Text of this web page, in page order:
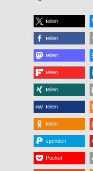
teilen
teilen
teilen
teilen
teilen
teilen
teilen
spenden
Pocket